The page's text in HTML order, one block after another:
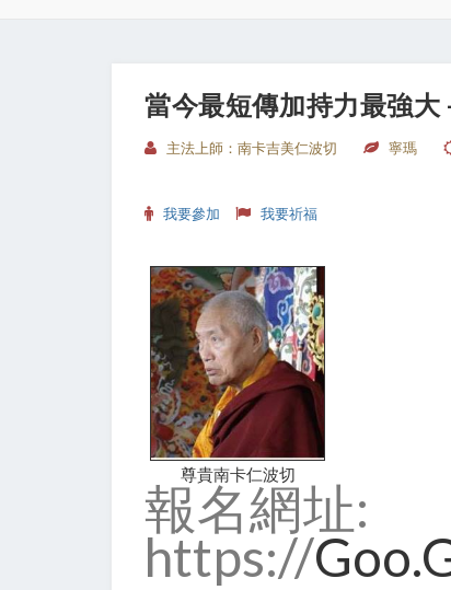
當今最短傳加持力最強大
主法上師：南卡吉美仁波切 寧瑪
我要參加 我要祈福
尊貴南卡仁波切
報名網址:
https://